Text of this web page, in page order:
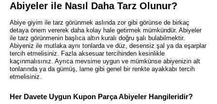
Abiyeler ile Nasıl Daha Tarz Olunur?
Abiye giyim ile tarz görünmek aslında zor gibi görünse de birkaç
detaya önem vererek daha kolay hale getirmek mümkündür. Abiyeler
ile tarz görünmenin başlıca altın kuralı doğru şalı bulabilmektir.
Abiyeniz ile mutlaka aynı tonlarda ve düz, desensiz şal ya da eşarplar
tercih etmelisiniz. Fazla aksesuar tercihinden kesinlikle
kaçınmalısınız. Ayrıca mevsime uygun ve mümkünse abiyenizin alt
tonlarında ya da gümüş, lame gibi genel bir renkte ayakkabı tercih
etmelisiniz.
Her Davete Uygun Kupon Parça Abiyeler Hangileridir?